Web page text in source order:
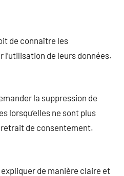
de connaître les
de leurs données.
la suppression de
lorsqu’elles ne sont plus
de consentement.
de manière claire et